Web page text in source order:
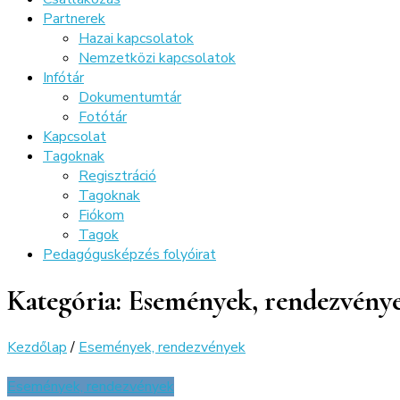
Partnerek
Hazai kapcsolatok
Nemzetközi kapcsolatok
Infótár
Dokumentumtár
Fotótár
Kapcsolat
Tagoknak
Regisztráció
Tagoknak
Fiókom
Tagok
Pedagógusképzés folyóirat
Kategória: Események,
Kezdőlap / Események, rendezvények
Események, rendezvények